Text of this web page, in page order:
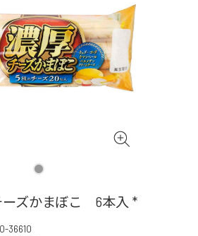
ズかまぼこ 6本入 *
36610